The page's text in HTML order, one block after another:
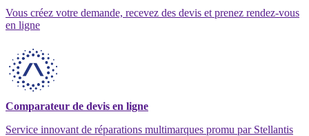
Vous créez votre demande, recevez des devis et prenez rendez-vous
en ligne
Comparateur de devis en ligne
Service innovant de réparations multimarques promu par Stellantis